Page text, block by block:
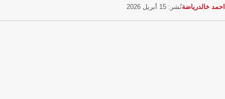
احمد خالدرياضةنُشر: 15 أبريل 2026